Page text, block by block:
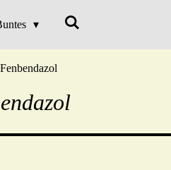
Fenbendazol